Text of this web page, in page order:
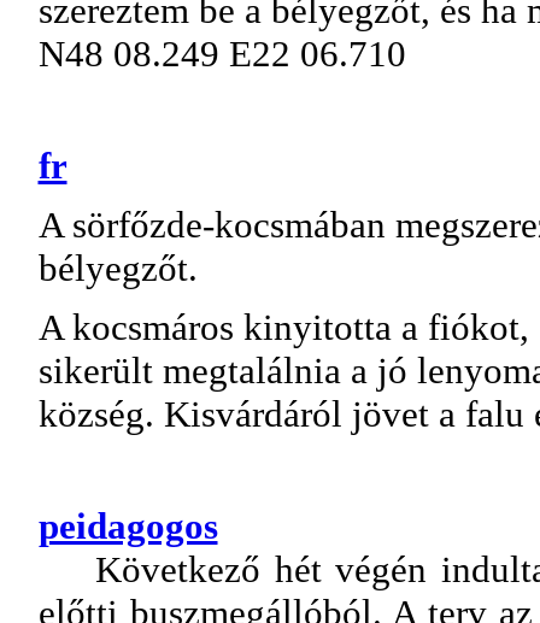
szereztem be a bélyegzőt, és
N48 08.249 E22 06.710
fr
A sörfőzde-kocsmában
bélyegzőt.
A kocsmáros kinyitotta a
sikerült megtalálnia a jó
község. Kisvárdáról jövet a falu
peidagogos
Következő hét végén
előtti buszmegállóból. A terv